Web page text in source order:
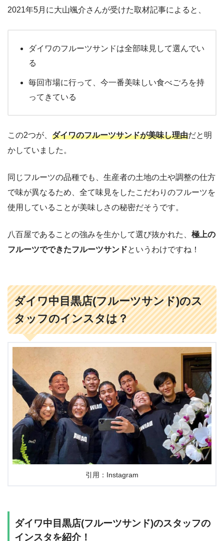
2021年5月に大山颯介さんが受けた取材記事によると、
ダイワのフルーツサンドは全部味見して選んでい
る
毎回市場に行って、今一番美味しい食べごろを持
ってきている
この2つが、 ダイワのフルーツサンドが美味し理由だと明
かしていました。
同じフルーツの品種でも、生産者の土地の土や調整の仕方
で味が異なるため、全て味見をしたこだわりのフルーツを
使用していることが美味しさの秘密だそうです。
八百屋であることの強みを生かして選び抜かれた、 極上の
フルーツでできたフルーツサンドというわけですね！
ダイワ中目黒店(フルーツサンド)のス
タッフのインスタは？
引用：Instagram
ダイワ中目黒店(フルーツサンド)のスタッフの
インスタを紹介！